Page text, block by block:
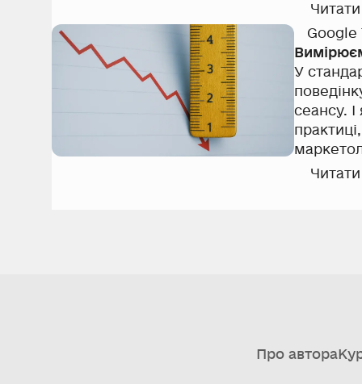
моменту
Читати
Google
У
сеансу.
Читати
Про автора